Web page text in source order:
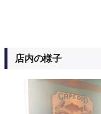
店内の様子